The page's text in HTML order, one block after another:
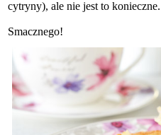
cytryny), ale nie jest to konieczne.
Smacznego!